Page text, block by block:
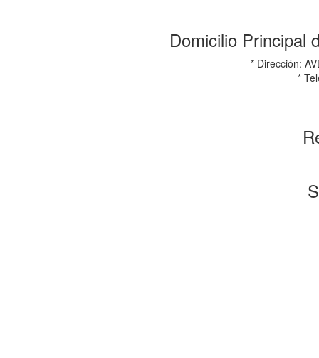
Domicilio Principal
* Dirección:
*